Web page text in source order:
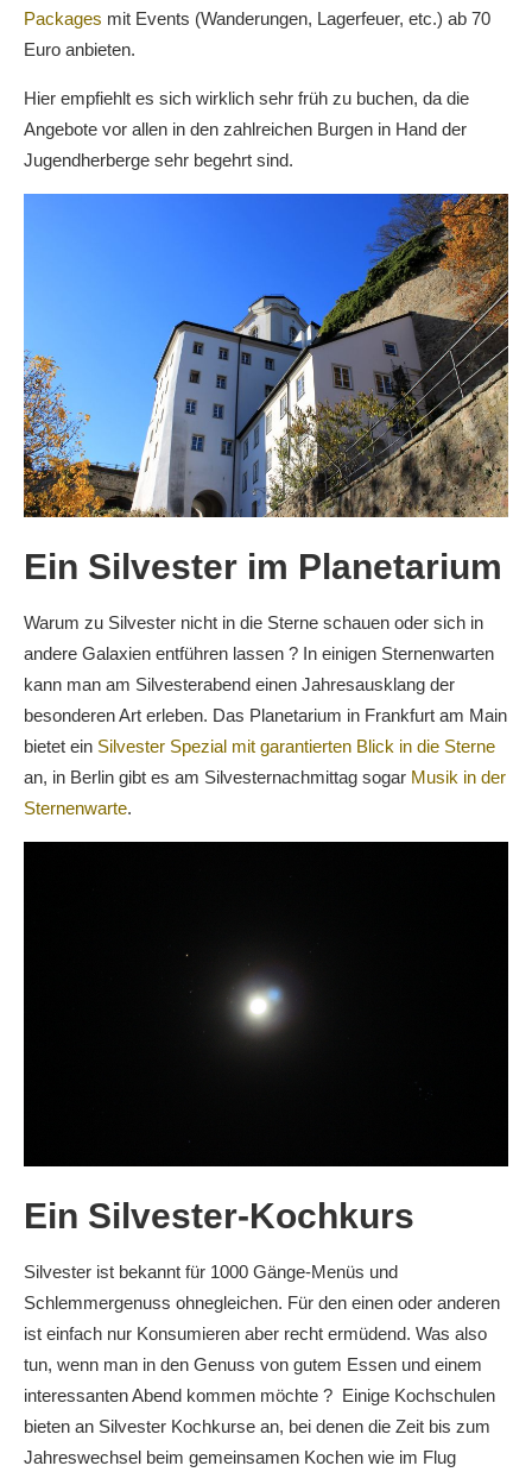
Packages mit Events (Wanderungen, Lagerfeuer, etc.) ab 70
Euro anbieten.
Hier empfiehlt es sich wirklich sehr früh zu buchen, da die
Angebote vor allen in den zahlreichen Burgen in Hand der
Jugendherberge sehr begehrt sind.
Ein Silvester im Planetarium
Warum zu Silvester nicht in die Sterne schauen oder sich in
andere Galaxien entführen lassen ? In einigen Sternenwarten
kann man am Silvesterabend einen Jahresausklang der
besonderen Art erleben. Das Planetarium in Frankfurt am Main
bietet ein Silvester Spezial mit garantierten Blick in die Sterne
an, in Berlin gibt es am Silvesternachmittag sogar Musik in der
Sternenwarte.
Ein Silvester-Kochkurs
Silvester ist bekannt für 1000 Gänge-Menüs und
Schlemmergenuss ohnegleichen. Für den einen oder anderen
ist einfach nur Konsumieren aber recht ermüdend. Was also
tun, wenn man in den Genuss von gutem Essen und einem
interessanten Abend kommen möchte ? Einige Kochschulen
bieten an Silvester Kochkurse an, bei denen die Zeit bis zum
Jahreswechsel beim gemeinsamen Kochen wie im Flug